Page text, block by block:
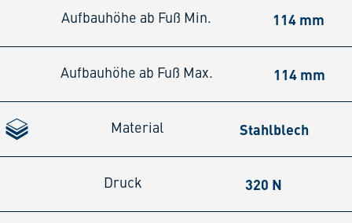
Aufbauhöhe ab Fuß Min. 114 mm
Aufbauhöhe ab Fuß Max. 114 mm
Material Stahlblech
Druck 320 N